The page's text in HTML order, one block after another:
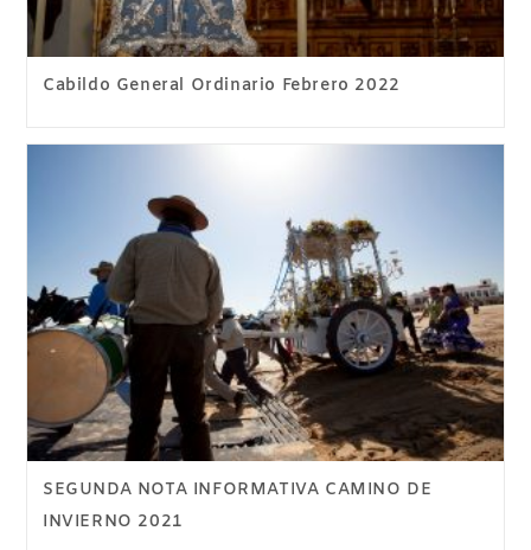
Cabildo General Ordinario Febrero 2022
SEGUNDA NOTA INFORMATIVA CAMINO DE
INVIERNO 2021